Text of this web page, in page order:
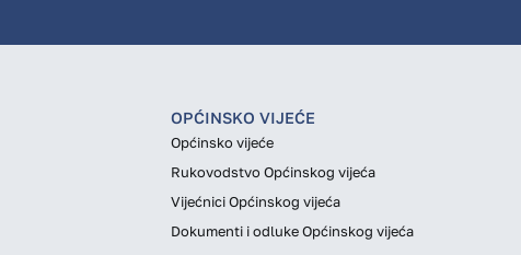
OPĆINSKO VIJEĆE
Općinsko vijeće
Rukovodstvo Općinskog vijeća
Vijećnici Općinskog vijeća
Dokumenti i odluke Općinskog vijeća